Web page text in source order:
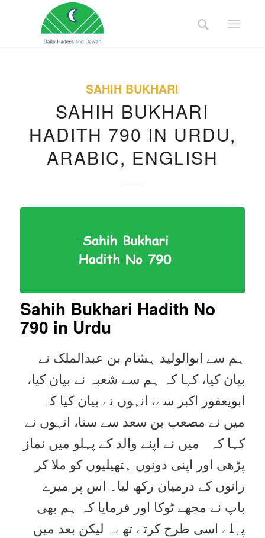
SAHIH BUKHARI
SAHIH BUKHARI
HADITH 790 IN URDU,
ARABIC, ENGLISH
Sahih Bukhari Hadith No
790 in Urdu
ہم سے ابوالولید ہشام بن عبدالملک نے
بیان کیا، کہا کہ ہم سے شعبہ نے بیان کیا،
ابویعفور اکبر سے، انہوں نے بیان کیا کہ
میں نے مصعب بن سعد سے سنا، انہوں نے
کہا کہ میں نے اپنے والد کے پہلو میں نماز
پڑھی اور اپنی دونوں ہتھیلیوں کو ملا کر
رانوں کے درمیان رکھ لیا۔ اس پر میرے
باپ نے مجھے ٹوکا اور فرمایا کہ ہم بھی
پہلے اسی طرح کرتے تھے۔ لیکن بعد میں